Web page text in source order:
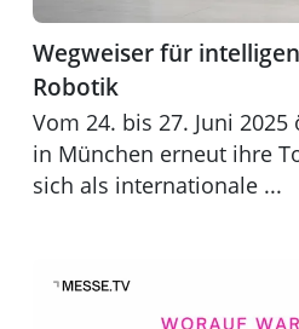
Wegweiser für
Robotik
Vom 24. bis 27. Juni
in München erneut ihre
sich als internationale ...